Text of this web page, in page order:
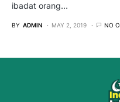
ibadat orang…
BY ADMIN MAY 2, 2019 NO